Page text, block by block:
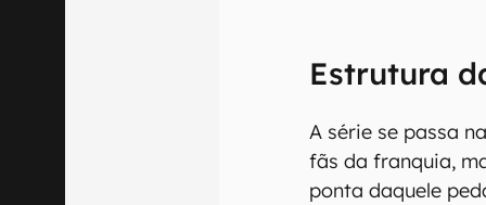
Estrutura
A série se passa
fãs da franquia,
ponta daquele